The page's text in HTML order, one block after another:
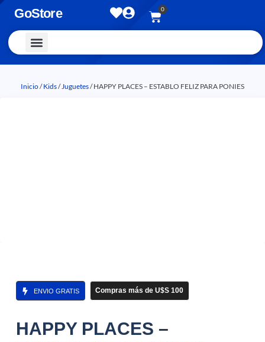
GoStore 0
Inicio/Kids/Juguetes/ HAPPY PLACES – ESTABLO FELIZ PARA PONIES
ENVIO GRATIS Compras más de U$S 100
HAPPY PLACES –